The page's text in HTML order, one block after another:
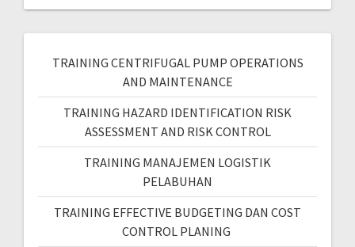
TRAINING CENTRIFUGAL PUMP OPERATIONS
AND MAINTENANCE
TRAINING HAZARD IDENTIFICATION RISK
ASSESSMENT AND RISK CONTROL
TRAINING MANAJEMEN LOGISTIK
PELABUHAN
TRAINING EFFECTIVE BUDGETING DAN COST
CONTROL PLANING